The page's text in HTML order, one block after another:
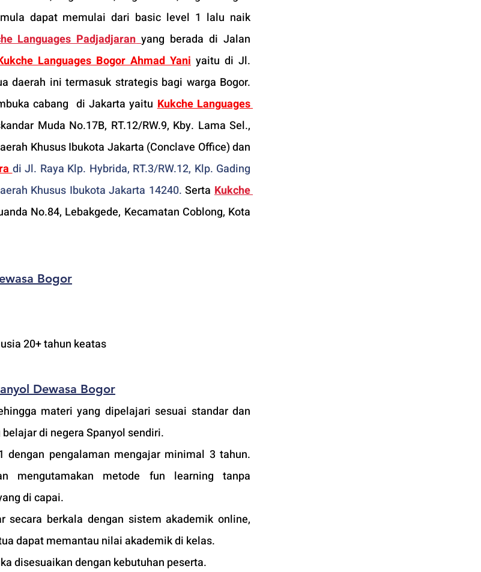
dapat memulai dari basic level 1 lalu naik
Languages Padjadjaran yang berada di Jalan
Languages Bogor Ahmad Yani yaitu di Jl.
daerah ini termasuk strategis bagi warga Bogor.
cabang  di Jakarta yaitu Kukche Languages
Muda No.17B, RT.12/RW.9, Kby. Lama Sel.,
di Jl. Raya Klp. Hybrida, RT.3/RW.12, Klp. Gading
Khusus Ibukota Jakarta 14240. Serta Kukche
No.84, Lebakgede, Kecamatan Coblong, Kota
Bogor
20+ tahun keatas
Dewasa Bogor
materi yang dipelajari sesuai standar dan
di negera Spanyol sendiri.
dengan pengalaman mengajar minimal 3 tahun.
mengutamakan metode fun learning tanpa
di capai.
secara berkala dengan sistem akademik online,
dapat memantau nilai akademik di kelas.
disesuaikan dengan kebutuhan peserta.